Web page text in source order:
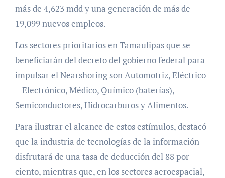
más de 4,623 mdd y una generación de más de
19,099 nuevos empleos.
Los sectores prioritarios en Tamaulipas que se
beneficiarán del decreto del gobierno federal para
impulsar el Nearshoring son Automotriz, Eléctrico
– Electrónico, Médico, Químico (baterías),
Semiconductores, Hidrocarburos y Alimentos.
Para ilustrar el alcance de estos estímulos, destacó
que la industria de tecnologías de la información
disfrutará de una tasa de deducción del 88 por
ciento, mientras que, en los sectores aeroespacial,